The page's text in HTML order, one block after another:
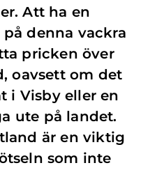
Att ha en
denna vackra
pricken över
oavsett om det
i Visby eller en
ute på landet.
är en viktig
som inte